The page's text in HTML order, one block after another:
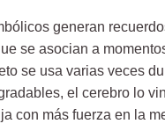
generan
se asocian a
se usa varias veces
el cerebro lo
con más fuerza en la